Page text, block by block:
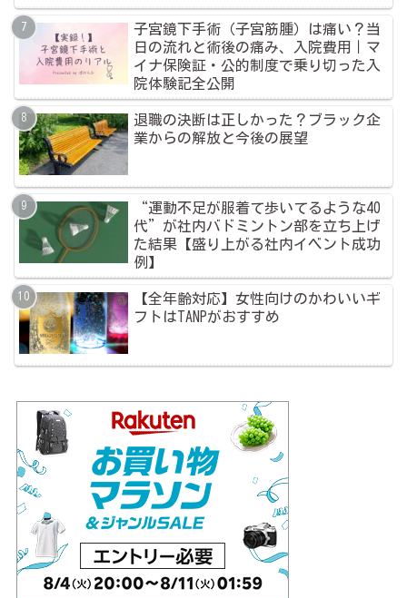
子宮鏡下手術（子宮筋腫）は痛い？当
日の流れと術後の痛み、入院費用｜マ
イナ保険証・公的制度で乗り切った入
院体験記全公開
退職の決断は正しかった？ブラック企
業からの解放と今後の展望
“運動不足が服着て歩いてるような40
代”が社内バドミントン部を立ち上げ
た結果【盛り上がる社内イベント成功
例】
【全年齢対応】女性向けのかわいいギ
フトはTANPがおすすめ